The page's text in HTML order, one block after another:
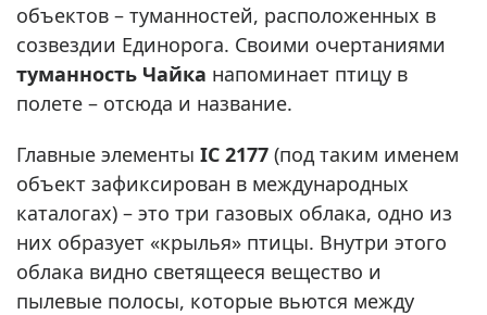
объектов – туманностей, расположенных в
созвездии Единорога. Своими очертаниями
туманность Чайка напоминает птицу в
полете – отсюда и название.
Главные элементы IC 2177 (под таким именем
объект зафиксирован в международных
каталогах) – это три газовых облака, одно из
них образует «крылья» птицы. Внутри этого
облака видно светящееся вещество и
пылевые полосы, которые вьются между